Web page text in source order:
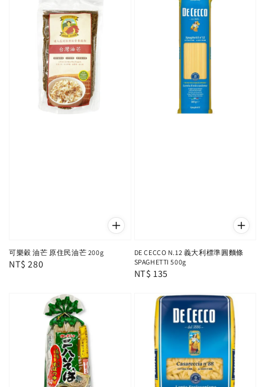
可樂穀 油芒 原住民油芒 200g
Regular
NT$ 280
DE CECCO N.12 義大利標準圓麵條
SPAGHETTI 500g
Regular
NT$ 135